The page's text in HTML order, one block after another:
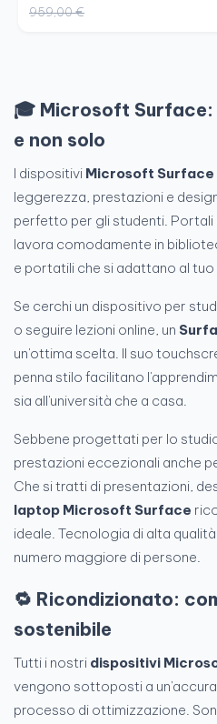
959,00 €
🎓 Microsoft
e non solo
I dispositivi Microsoft
leggerezza, prestazioni e
perfetto per gli studenti. Portali
lavora comodamente in
e portatili che si adattano al
Se cerchi un dispositivo per
o seguire lezioni online, un
un'ottima scelta. Il suo
penna stilo facilitano
sia all'università che a casa.
Sebbene progettati per lo
prestazioni eccezionali anche
Che si tratti di presentazioni,
laptop Microsoft Surface
ideale. Tecnologia di alta
numero maggiore di persone.
🔁 Ricondizionato:
sostenibile
Tutti i nostri dispositivi
vengono sottoposti a
processo di ottimizzazione.